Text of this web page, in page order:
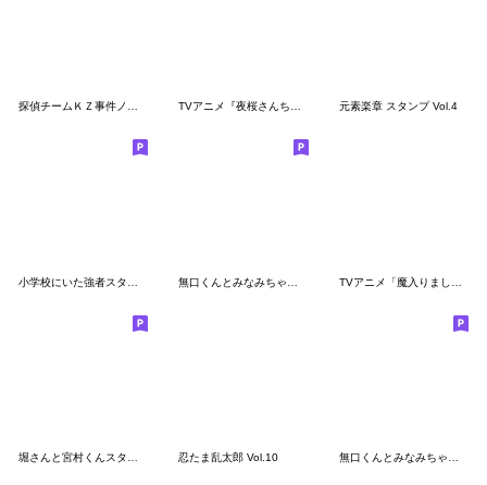
探偵チームＫＺ事件ノート TVアニメ『夜桜さんちの大作戦』Vol.2 元素楽章 スタンプ Vol.4
忍たま乱太郎 Vol.10